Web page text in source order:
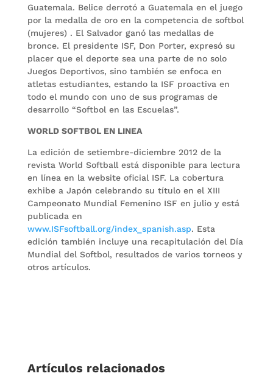
Guatemala. Belice derrotó a Guatemala en el juego
por la medalla de oro en la competencia de softbol
(mujeres) . El Salvador ganó las medallas de
bronce. El presidente ISF, Don Porter, expresó su
placer que el deporte sea una parte de no solo
Juegos Deportivos, sino también se enfoca en
atletas estudiantes, estando la ISF proactiva en
todo el mundo con uno de sus programas de
desarrollo “Softbol en las Escuelas”.
WORLD SOFTBOL EN LINEA
La edición de setiembre-diciembre 2012 de la
revista World Softball está disponible para lectura
en línea en la website oficial ISF. La cobertura
exhibe a Japón celebrando su título en el XIII
Campeonato Mundial Femenino ISF en julio y está
publicada en
www.ISFsoftball.org/index_spanish.asp. Esta
edición también incluye una recapitulación del Día
Mundial del Softbol, resultados de varios torneos y
otros artículos.
Artículos relacionados